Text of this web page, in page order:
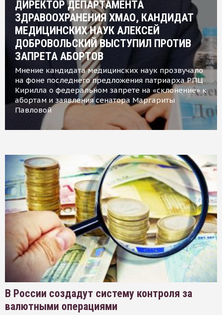
ДИРЕКТОР ДЕПАРТАМЕНТА
ЗДРАВООХРАНЕНИЯ ХМАО, КАНДИДАТ
МЕДИЦИНСКИХ НАУК АЛЕКСЕЙ
ДОБРОВОЛЬСКИЙ ВЫСТУПИЛ ПРОТИВ
ЗАПРЕТА АБОРТОВ
Мнение кандидата медицинских наук прозвучало
на фоне последнего предложения патриарха РПЦ
Кирилла о федеральном запрете на «склонение» к
абортам и заявления сенатора Маргариты
Павловой
В России создадут систему контроля за
валютными операциями